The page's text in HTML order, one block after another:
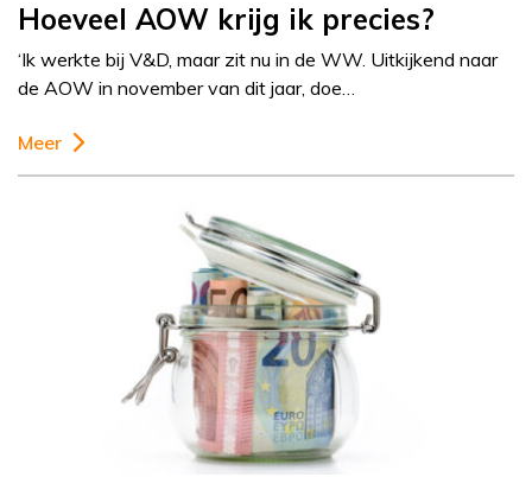
Hoeveel AOW krijg ik precies?
‘Ik werkte bij V&D, maar zit nu in de WW. Uitkijkend naar
de AOW in november van dit jaar, doe…
Meer